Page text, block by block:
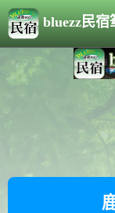
bluezz民宿